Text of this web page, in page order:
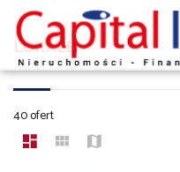
LOKALE
40 ofert